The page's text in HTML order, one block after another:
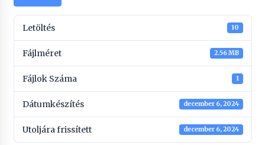
Letöltés 10
Fájlméret 2.56 MB
Fájlok Száma 1
Dátumkészítés december 6, 2024
Utoljára frissített december 6, 2024